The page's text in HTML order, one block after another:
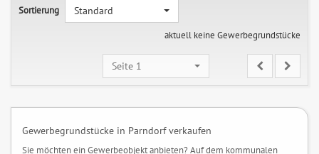
Sortierung
Standard
aktuell keine Gewerbegrundstücke
Seite 1
Gewerbegrundstücke in Parndorf verkaufen
Sie möchten ein Gewerbeobjekt anbieten? Auf dem kommunalen